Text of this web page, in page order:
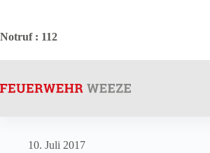
springen
Notruf: 112
10. Juli 2017